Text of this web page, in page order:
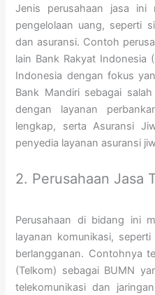
Jenis perusahaan jasa ini
pengelolaan uang, seperti
dan asuransi. Contoh
lain Bank Rakyat Indonesia
Indonesia dengan fokus
Bank Mandiri sebagai
dengan layanan
lengkap, serta Asuransi
penyedia layanan asuransi
2. Perusahaan Jasa
Perusahaan di bidang ini
layanan komunikasi,
berlangganan. Contohnya
(Telkom) sebagai BUMN
telekomunikasi dan